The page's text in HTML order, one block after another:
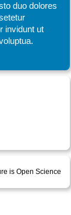
duo dolores
invidunt ut
is Open Science